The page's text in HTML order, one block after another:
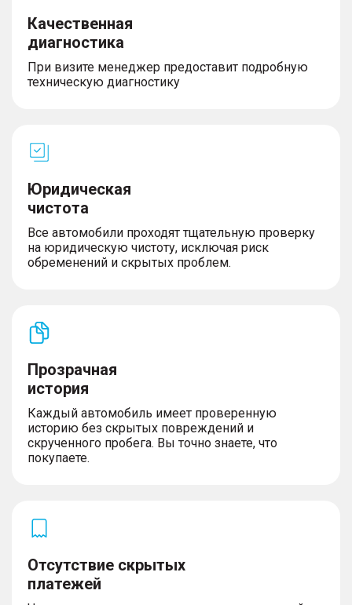
Качественная
диагностика
При визите менеджер предоставит подробную
техническую диагностику
Юридическая
чистота
Все автомобили проходят тщательную проверку
на юридическую чистоту, исключая риск
обременений и скрытых проблем.
Прозрачная
история
Каждый автомобиль имеет проверенную
историю без скрытых повреждений и
скрученного пробега. Вы точно знаете, что
покупаете.
Отсутствие скрытых
платежей